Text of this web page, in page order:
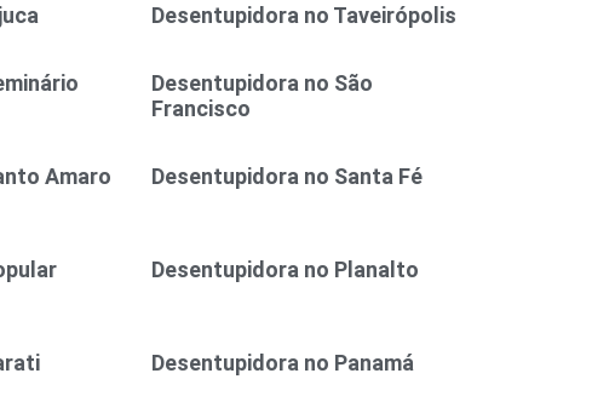
Desentupidora no Taveirópolis
Desentupidora no São
Francisco
Amaro Desentupidora no Santa Fé
Desentupidora no Planalto
Desentupidora no Panamá